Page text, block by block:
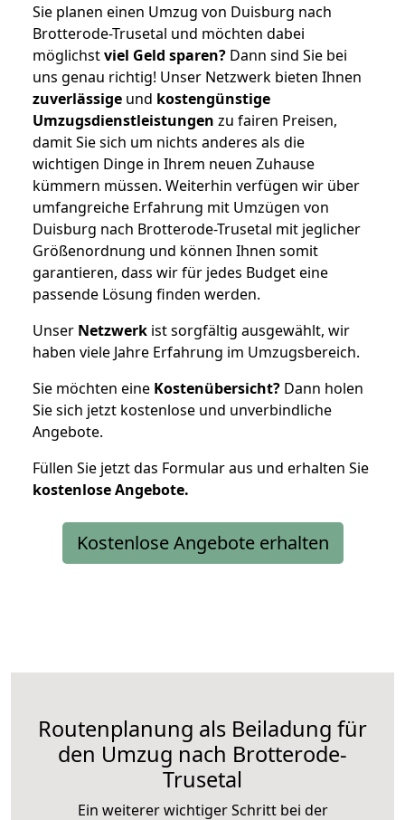
Sie planen einen Umzug von Duisburg nach
Brotterode-Trusetal und möchten dabei
möglichstviel Geld sparen? Dann sind Sie bei
uns genau richtig! Unser Netzwerk bieten Ihnen
zuverlässige und kostengünstige
Umzugsdienstleistungen zu fairen Preisen,
damit Sie sich um nichts anderes als die
wichtigen Dinge in Ihrem neuen Zuhause
kümmern müssen. Weiterhin verfügen wir über
umfangreiche Erfahrung mit Umzügen von
Duisburg nach Brotterode-Trusetal mit jeglicher
Größenordnung und können Ihnen somit
garantieren, dass wir für jedes Budget eine
passende Lösung finden werden.
Unser Netzwerk ist sorgfältig ausgewählt, wir
haben viele Jahre Erfahrung im Umzugsbereich.
Sie möchten eine Kostenübersicht? Dann holen
Sie sich jetzt kostenlose und unverbindliche
Angebote.
Füllen Sie jetzt das Formular aus und erhalten Sie
kostenloseAngebote.
Kostenlose Angebote erhalten
Routenplanung als Beiladung für
den Umzug nach Brotterode-
Trusetal
Ein weiterer wichtiger Schritt bei der